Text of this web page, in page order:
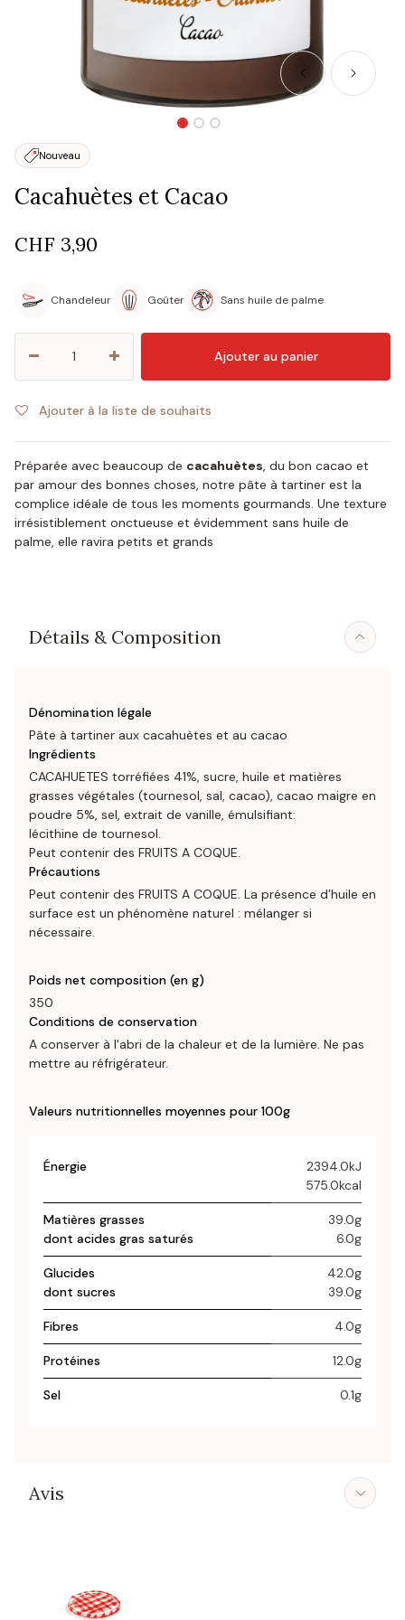
Nouveau
Cacahuètes et Cacao
CHF 3,90
Chandeleur Goûter Sans huile de palme
Ajouter au panier
Ajouter à la liste de souhaits
Préparée avec beaucoup de cacahuètes, du bon cacao et
par amour des bonnes choses, notre pâte à tartiner est la
complice idéale de tous les moments gourmands. Une texture
irrésistiblement onctueuse et évidemment sans huile de
palme, elle ravira petits et grands
Détails & Composition
Dénomination légale
Pâte à tartiner aux cacahuètes et au cacao
Ingrédients
CACAHUETES torréfiées 41%, sucre, huile et matières
grasses végétales (tournesol, sal, cacao), cacao maigre en
poudre 5%, sel, extrait de vanille, émulsifiant:
lécithine de tournesol.
Peut contenir des FRUITS A COQUE.
Précautions
Peut contenir des FRUITS A COQUE. La présence d’huile en
surface est un phénomène naturel : mélanger si
nécessaire.
Poids net composition (en g)
350
Conditions de conservation
A conserver à l'abri de la chaleur et de la lumière. Ne pas
mettre au réfrigérateur.
Valeurs nutritionnelles moyennes pour 100g
Énergie
2394.0kJ
575.0kcal
Matières grasses
39.0g
dont acides gras saturés
6.0g
Glucides
42.0g
dont sucres
39.0g
Fibres 4.0g
Protéines 12.0g
Sel 0.1g
Avis